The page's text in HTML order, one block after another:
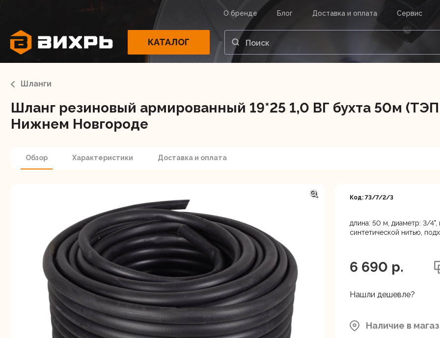
О бренде Блог Доставка и оплата Сервис
КАТАЛОГ
Электроинструменты Инструмент
Аккумуляторные
шуруповерты
Граверы
Комплектующие для
электроинструмента
Краскопульты Лобзики
Шланги
Шланг резиновый армированный 19*25 1,0 ВГ бухта 50м
Нижнем Новгороде
Обзор Характеристики Доставка и оплата
Код: 73/7/2/3
длина: 50 м, диаметр: 3/
синтетической нитью,
6 690 p.
Нашли дешевле?
Наличие в
Нижний Новгород, ул.
ВХОД